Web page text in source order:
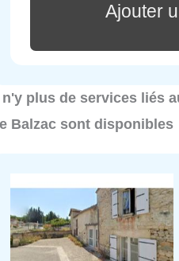
Ajouter
n'y plus de services liés
Balzac sont disponibles